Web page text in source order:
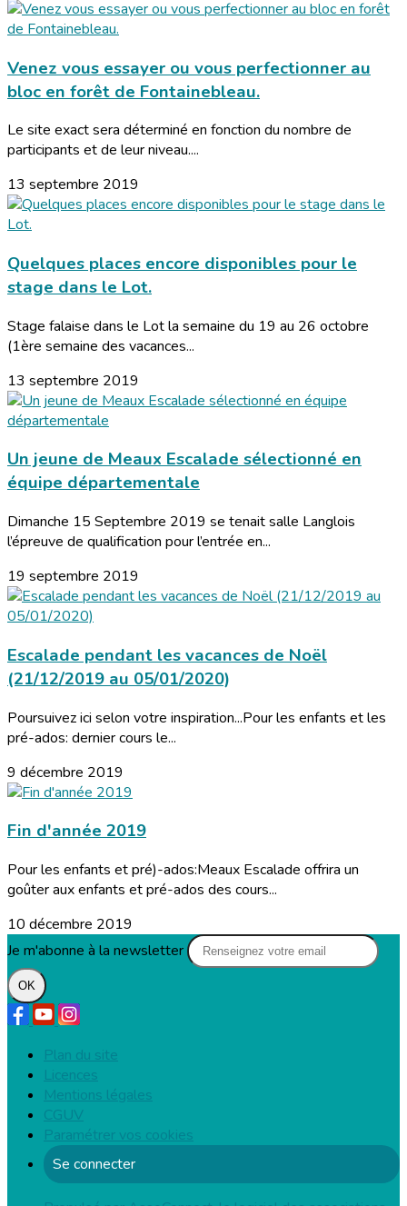
Venez vous essayer ou vous perfectionner au
bloc en forêt de Fontainebleau.
Le site exact sera déterminé en fonction du nombre de
participants et de leur niveau....
13 septembre 2019
Quelques places encore disponibles pour le
stage dans le Lot.
Stage falaise dans le Lot la semaine du 19 au 26 octobre
(1ère semaine des vacances...
13 septembre 2019
Un jeune de Meaux Escalade sélectionné en
équipe départementale
Dimanche 15 Septembre 2019 se tenait salle Langlois
l’épreuve de qualification pour l’entrée en...
19 septembre 2019
Escalade pendant les vacances de Noël
(21/12/2019 au 05/01/2020)
Poursuivez ici selon votre inspiration...Pour les enfants et les
pré-ados: dernier cours le...
9 décembre 2019
Fin d'année 2019
Pour les enfants et pré)-ados:Meaux Escalade offrira un
goûter aux enfants et pré-ados des cours...
10 décembre 2019
Je m'abonne à la newsletter
OK
Plan du site
Licences
Mentions légales
CGUV
Paramétrer vos cookies
Se connecter